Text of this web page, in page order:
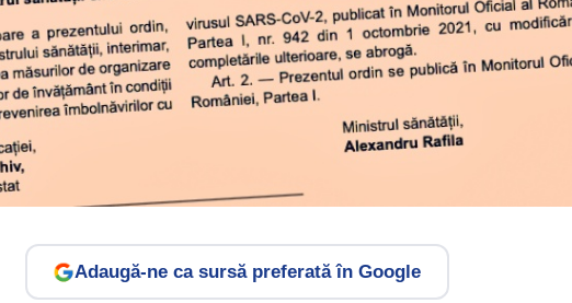
Adaugă-ne ca sursă preferată în Google